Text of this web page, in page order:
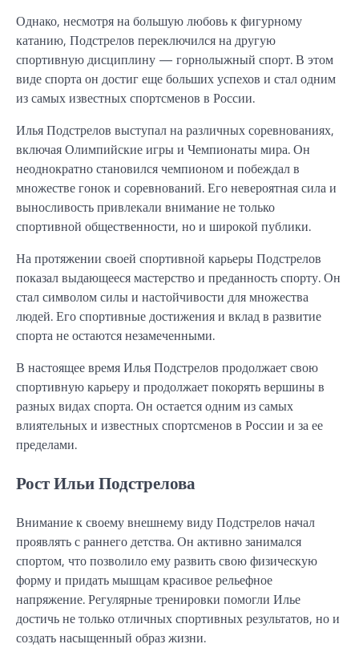
Однако, несмотря на большую любовь к фигурному
катанию, Подстрелов переключился на другую
спортивную дисциплину — горнолыжный спорт. В этом
виде спорта он достиг еще больших успехов и стал одним
из самых известных спортсменов в России.
Илья Подстрелов выступал на различных соревнованиях,
включая Олимпийские игры и Чемпионаты мира. Он
неоднократно становился чемпионом и побеждал в
множестве гонок и соревнований. Его невероятная сила и
выносливость привлекали внимание не только
спортивной общественности, но и широкой публики.
На протяжении своей спортивной карьеры Подстрелов
показал выдающееся мастерство и преданность спорту. Он
стал символом силы и настойчивости для множества
людей. Его спортивные достижения и вклад в развитие
спорта не остаются незамеченными.
В настоящее время Илья Подстрелов продолжает свою
спортивную карьеру и продолжает покорять вершины в
разных видах спорта. Он остается одним из самых
влиятельных и известных спортсменов в России и за ее
пределами.
Рост Ильи Подстрелова
Внимание к своему внешнему виду Подстрелов начал
проявлять с раннего детства. Он активно занимался
спортом, что позволило ему развить свою физическую
форму и придать мышцам красивое рельефное
напряжение. Регулярные тренировки помогли Илье
достичь не только отличных спортивных результатов, но и
создать насыщенный образ жизни.